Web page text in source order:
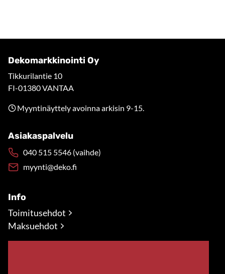
Dekomarkkinointi Oy
Tikkurilantie 10
FI-01380 VANTAA
Myyntinäyttely avoinna arkisin 9-15.
Asiakaspalvelu
040 515 5546 (vaihde)
myynti@deko.fi
Info
Toimitusehdot
Maksuehdot